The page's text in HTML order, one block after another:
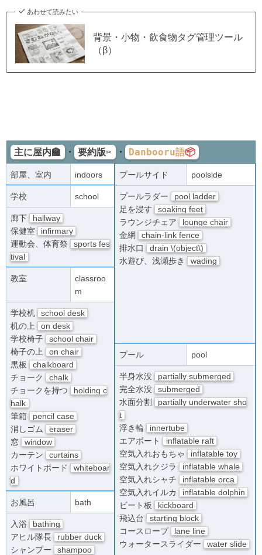
あわせて読みたい
背景・小物・飲食物タグ管理ツール
（β）
主に屋内🏫 ・ 要約版✂️ ・ Danbooru語📦
部屋、室内 indoors プールサイド poolside
学校 school プールラダー
pool ladder
足を浸す
soaking feet
ラウンジチェア
lounge chair
金網
chain-link fence
排水口
drain \(object\)
水遊び、浅瀬歩き
wading
廊下
hallway
保健室
infirmary
運動会、体育祭
sports fes
tival
教室
classroo
m
学校机
school desk
机の上
on desk
学校椅子
school chair
椅子の上
on chair
黒板
chalkboard
チョーク
chalk
チョークを持つ
holding c
halk
筆箱
pencil case
消しゴム
eraser
窓
window
カーテン
curtains
ホワイトボード
whiteboar
d
プール pool
半身水没
partially submerged
完全水没
submerged
水面分割
partially underwater sho
t
浮き輪
innertube
エアボート
inflatable raft
空気入れおもちゃ
inflatable toy
空気入れクジラ
inflatable whale
空気入れシャチ
inflatable orca
空気入れイルカ
inflatable dolphin
ビート板
kickboard
飛込台
starting block
コースロープ
lane line
ウォータースライダー
water slide
お風呂 bath
入浴
bathing
アヒル隊長
rubber duck
シャンプー
shampoo